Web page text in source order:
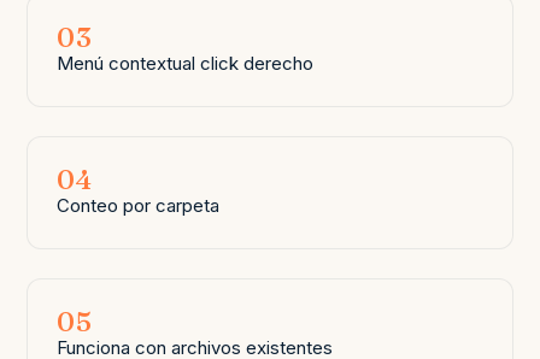
03
Menú contextual click derecho
04
Conteo por carpeta
05
Funciona con archivos existentes